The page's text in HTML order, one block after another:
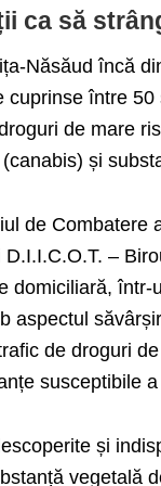
ca să
Năsăud încă
cuprinse între
de mare
și
de
–
domiciliară,
aspectul
de droguri
susceptibile
și
vegetală